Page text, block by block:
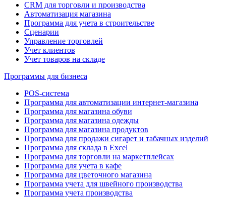
CRM для торговли и производства
Автоматизация магазина
Программа для учета в строительстве
Сценарии
Управление торговлей
Учет клиентов
Учет товаров на складе
Программы для бизнеса
POS-система
Программа для автоматизации интернет-магазина
Программа для магазина обуви
Программа для магазина одежды
Программа для магазина продуктов
Программа для продажи сигарет и табачных изделий
Программа для склада в Excel
Программа для торговли на маркетплейсах
Программа для учета в кафе
Программа для цветочного магазина
Программа учета для швейного производства
Программа учета производства